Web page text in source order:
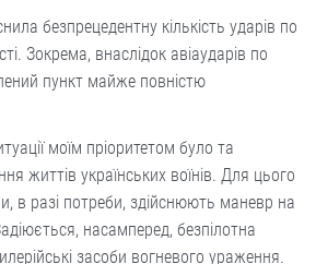
безпрецедентну кількість ударів по
Зокрема, внаслідок авіаударів по
пункт майже повністю
моїм пріоритетом було та
життів українських воїнів. Для цього
в разі потреби, здійснюють маневр на
насамперед, безпілотна
засоби вогневого ураження.